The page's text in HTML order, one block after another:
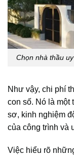
Chọn nhà thầu
Như vậy, chi phí
con số. Nó là một
sơ, kinh nghiệm
của công trình và
Việc hiểu rõ